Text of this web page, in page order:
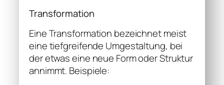
Transformation
Eine Transformation bezeichnet meist
eine tiefgreifende Umgestaltung, bei
der etwas eine neue Form oder Struktur
annimmt. Beispiele: